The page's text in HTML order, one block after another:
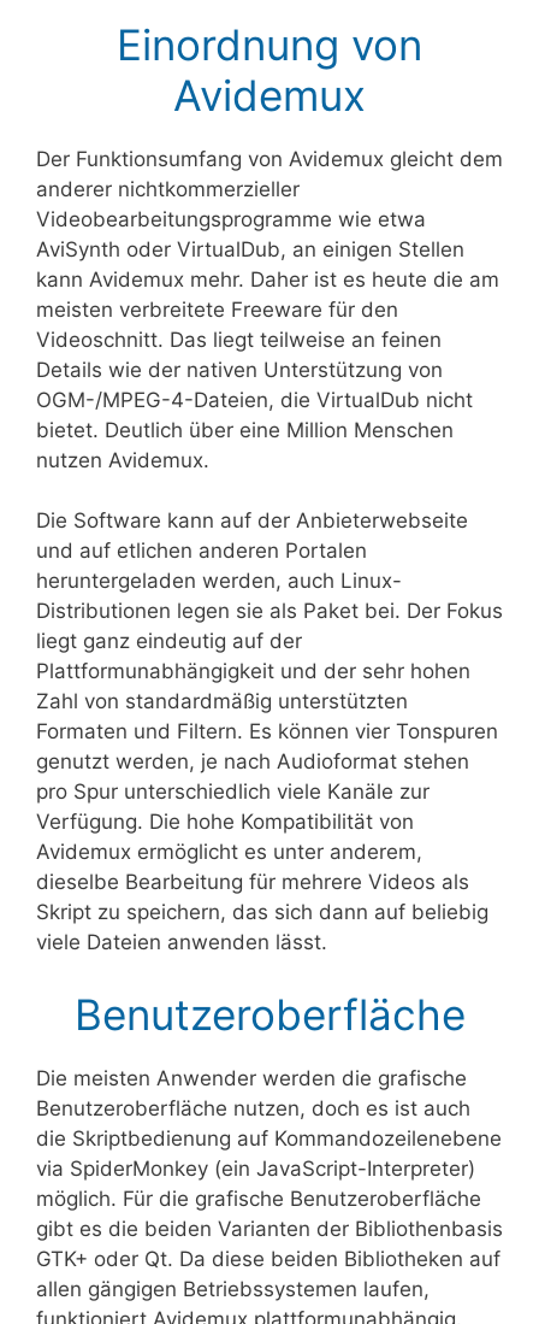
Einordnung von
Avidemux
Der Funktionsumfang von Avidemux gleicht dem
anderer nichtkommerzieller
Videobearbeitungsprogramme wie etwa
AviSynth oder VirtualDub, an einigen Stellen
kann Avidemux mehr. Daher ist es heute die am
meisten verbreitete Freeware für den
Videoschnitt. Das liegt teilweise an feinen
Details wie der nativen Unterstützung von
OGM-/MPEG-4-Dateien, die VirtualDub nicht
bietet. Deutlich über eine Million Menschen
nutzen Avidemux.
Die Software kann auf der Anbieterwebseite
und auf etlichen anderen Portalen
heruntergeladen werden, auch Linux-
Distributionen legen sie als Paket bei. Der Fokus
liegt ganz eindeutig auf der
Plattformunabhängigkeit und der sehr hohen
Zahl von standardmäßig unterstützten
Formaten und Filtern. Es können vier Tonspuren
genutzt werden, je nach Audioformat stehen
pro Spur unterschiedlich viele Kanäle zur
Verfügung. Die hohe Kompatibilität von
Avidemux ermöglicht es unter anderem,
dieselbe Bearbeitung für mehrere Videos als
Skript zu speichern, das sich dann auf beliebig
viele Dateien anwenden lässt.
Benutzeroberfläche
Die meisten Anwender werden die grafische
Benutzeroberfläche nutzen, doch es ist auch
die Skriptbedienung auf Kommandozeilenebene
via SpiderMonkey (ein JavaScript-Interpreter)
möglich. Für die grafische Benutzeroberfläche
gibt es die beiden Varianten der Bibliothenbasis
GTK+ oder Qt. Da diese beiden Bibliotheken auf
allen gängigen Betriebssystemen laufen,
funktioniert Avidemux plattformunabhängig.